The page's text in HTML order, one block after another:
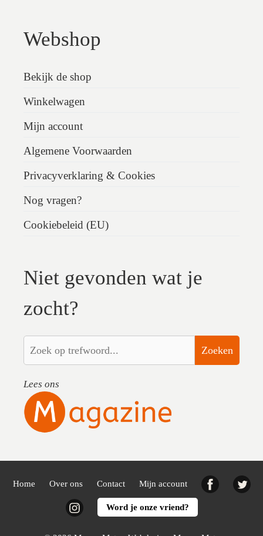
Webshop
Bekijk de shop
Winkelwagen
Mijn account
Algemene Voorwaarden
Privacyverklaring & Cookies
Nog vragen?
Cookiebeleid (EU)
Niet gevonden wat je
zocht?
Zoeken
Lees ons
Home Over ons Contact Mijn account Facebook
InstagramWord je onze vriend?